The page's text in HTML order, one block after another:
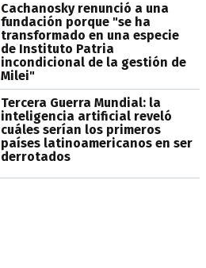
Cachanosky renunció a una
fundación porque "se ha
transformado en una especie
de Instituto Patria
incondicional de la gestión de
Milei"
Tercera Guerra Mundial: la
inteligencia artificial reveló
cuáles serían los primeros
países latinoamericanos en ser
derrotados